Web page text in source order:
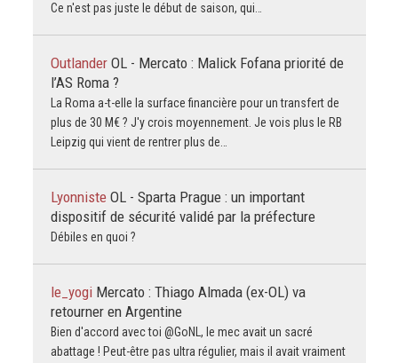
Ce n'est pas juste le début de saison, qui…
Outlander OL - Mercato : Malick Fofana priorité de
l’AS Roma ?
La Roma a-t-elle la surface financière pour un transfert de
plus de 30 M€ ? J'y crois moyennement. Je vois plus le RB
Leipzig qui vient de rentrer plus de…
Lyonniste OL - Sparta Prague : un important
dispositif de sécurité validé par la préfecture
Débiles en quoi ?
le_yogi Mercato : Thiago Almada (ex-OL) va
retourner en Argentine
Bien d'accord avec toi @GoNL, le mec avait un sacré
abattage ! Peut-être pas ultra régulier, mais il avait vraiment